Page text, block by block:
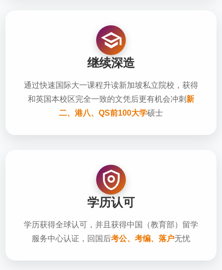
继续深造
通过快速国际大一课程升读新加坡私立院校，获得
和英国本校区完全一致的文凭后更有机会冲刺 新
二、港八、QS前100大学硕士
学历认可
学历获得全球认可，并且获得中国（教育部）留学
服务中心认证，回国后考公、考编、落户无忧